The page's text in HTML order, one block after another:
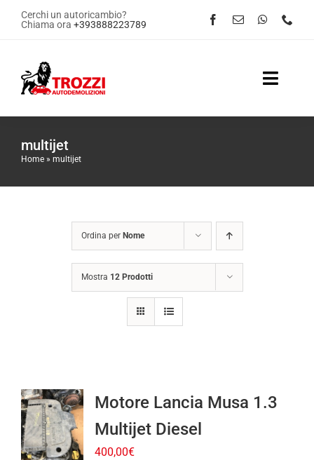
SaltaCerchi un autoricambio?
Chiama ora +393888223789
Toggle
multijet
Home » multijet
Ordina per Nome
Mostra 12 Prodotti
Motore Lancia Musa 1.3
Multijet Diesel
400,00€